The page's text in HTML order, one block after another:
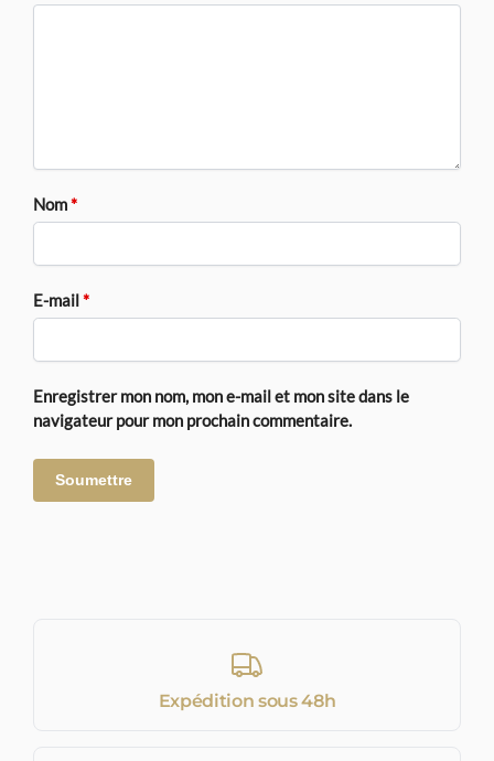
Nom*
E-mail*
Enregistrer mon nom, mon e-mail et mon site dans le
navigateur pour mon prochain commentaire.
Expédition sous 48h